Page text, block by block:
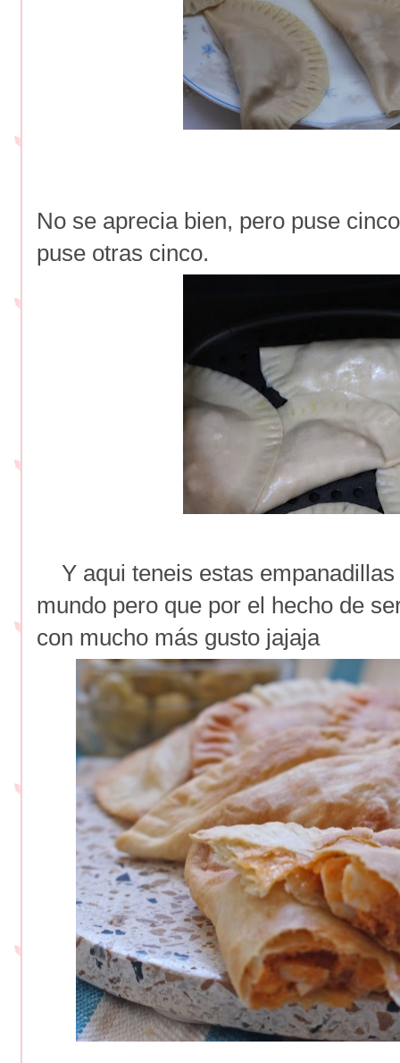
No se aprecia bien, pero puse
puse otras cinco.
Y aqui teneis estas empanadillas
mundo pero que por el hecho de
con mucho más gusto jajaja